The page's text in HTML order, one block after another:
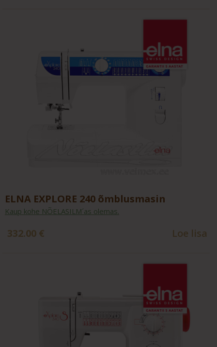
ELNA EXPLORE 240 õmblusmasin
Kaup kohe NÕELASILM´as olemas.
332.00 € Loe lisa